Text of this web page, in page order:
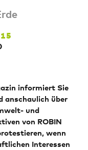
informiert Sie
anschaulich über
und
von ROBIN
wenn
Interessen